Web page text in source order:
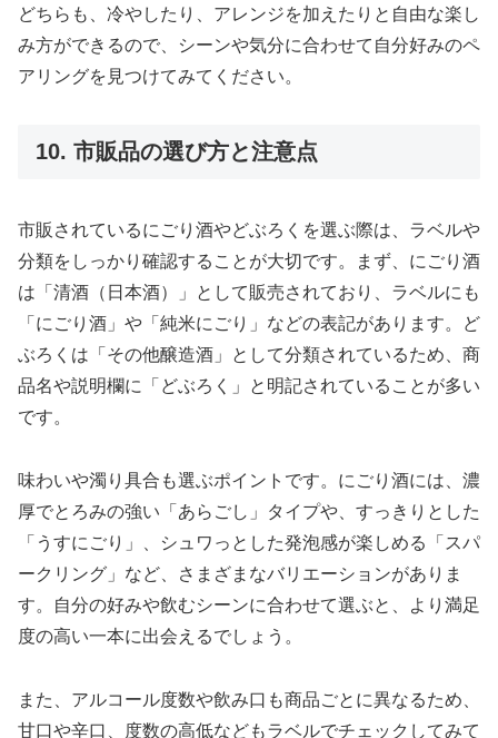
どちらも、冷やしたり、アレンジを加えたりと自由な楽し
み方ができるので、シーンや気分に合わせて自分好みのペ
アリングを見つけてみてください。
10. 市販品の選び方と注意点
市販されているにごり酒やどぶろくを選ぶ際は、ラベルや
分類をしっかり確認することが大切です。まず、にごり酒
は「清酒（日本酒）」として販売されており、ラベルにも
「にごり酒」や「純米にごり」などの表記があります。ど
ぶろくは「その他醸造酒」として分類されているため、商
品名や説明欄に「どぶろく」と明記されていることが多い
です。
味わいや濁り具合も選ぶポイントです。にごり酒には、濃
厚でとろみの強い「あらごし」タイプや、すっきりとした
「うすにごり」、シュワっとした発泡感が楽しめる「スパ
ークリング」など、さまざまなバリエーションがありま
す。自分の好みや飲むシーンに合わせて選ぶと、より満足
度の高い一本に出会えるでしょう。
また、アルコール度数や飲み口も商品ごとに異なるため、
甘口や辛口、度数の高低などもラベルでチェックしてみて